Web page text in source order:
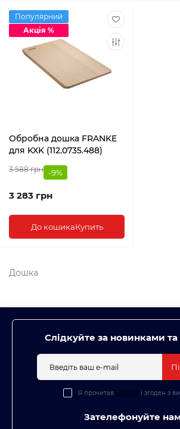
Популярний
Акція %
Обробна дошка FRANKE
для KXK (112.0735.488)
3 588 грн -9%
3 283 грн
До кошикаКупить
Дошка
Слідкуйте за новинками
Я прочитав Оплата і згоден з
Зателефонуйте